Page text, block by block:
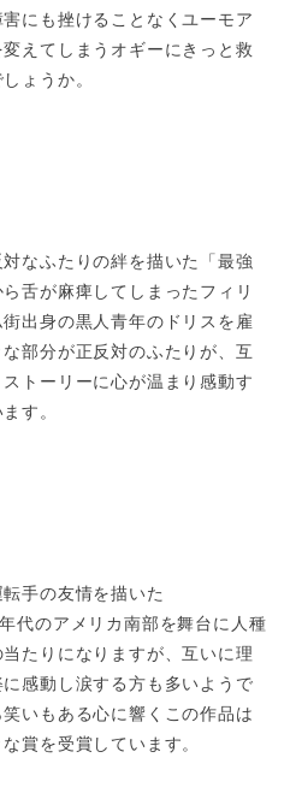
にも挫けることなくユーモア
えてしまうオギーにきっと救
ょうか。
なふたりの絆を描いた「最強
舌が麻痺してしまったフィリ
出身の黒人青年のドリスを雇
部分が正反対のふたりが、互
トーリーに心が温まり感動す
す。
手の友情を描いた
代のアメリカ南部を舞台に人種
たりになりますが、互いに理
感動し涙する方も多いようで
いもある心に響くこの作品は
賞を受賞しています。